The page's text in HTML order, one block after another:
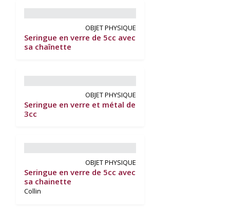
OBJET PHYSIQUE
Seringue en verre de 5cc avec
sa chaînette
OBJET PHYSIQUE
Seringue en verre et métal de
3cc
OBJET PHYSIQUE
Seringue en verre de 5cc avec
sa chainette
Collin